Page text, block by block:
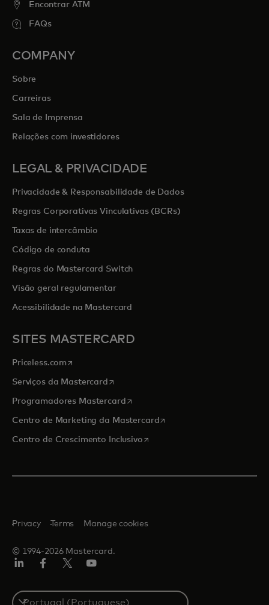
Encontrar ATM
FAQs
COMPANY
Sobre
Carreiras
Sala de Imprensa
Relações com investidores
LEGAL & PRIVACIDADE
Privacidade & Responsabilidade de Dados
Regras Corporativas Vinculativas (BCRs)
Taxas de intercâmbio
Código de conduta
Regras do Mastercard Switch
Visão geral regulamentar
Acessibilidade na Mastercard
SITES MASTERCARD
Priceless.com opens in a new tab
Serviços da Mastercardopens in a new tab
Programadores Mastercardopens in a new tab
Centro de Marketing da Mastercardopens in a new tab
Centro de Crescimento Inclusivoopens in a new tab
© 1994-2026 Mastercard.
Privacy Terms Manage cookies
Select